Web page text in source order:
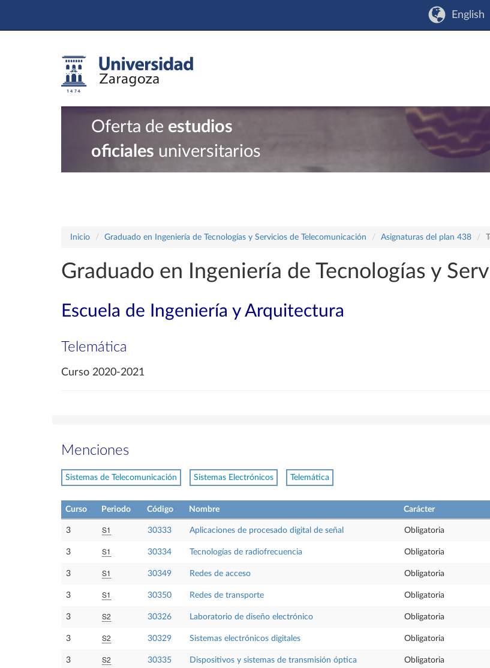
English
Oferta de estudios
oficiales universitarios
Inicio Graduado en Ingeniería de Tecnologías y Servicios de Telecomunicación Asignaturas del plan 438
Graduado en Ingeniería de Tecnologías y
Escuela de Ingeniería y Arquitectura
Telemática
Curso 2020-2021
Menciones
Sistemas de Telecomunicación Sistemas Electrónicos Telemática
Curso Periodo Código Nombre Carácter
3 S1 30333 Aplicaciones de procesado digital de señal Obligatoria
3 S1 30334 Tecnologías de radiofrecuencia Obligatoria
3 S1 30349 Redes de acceso Obligatoria
3 S1 30350 Redes de transporte Obligatoria
3 S2 30326 Laboratorio de diseño electrónico Obligatoria
3 S2 30329 Sistemas electrónicos digitales Obligatoria
3 S2 30335 Dispositivos y sistemas de transmisión óptica Obligatoria